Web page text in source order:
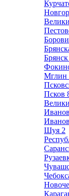
Брянск
Мглин
Псков
Шуя 2